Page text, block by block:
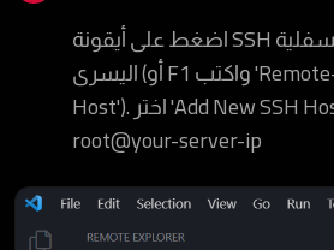
اضغط على أيقونة SSH في الزاوية السفلية
اليسرى (أو F1 واكتب 'Remote-SSH: Connect to
Host'). اختر 'Add New SSH Host' وأدخل الأمر: ssh
root@your-server-ip